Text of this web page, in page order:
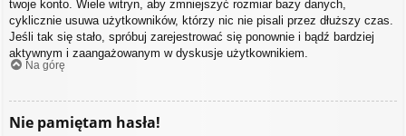
twoje konto. Wiele witryn, aby zmniejszyć rozmiar bazy danych,
cyklicznie usuwa użytkowników, którzy nic nie pisali przez dłuższy czas.
Jeśli tak się stało, spróbuj zarejestrować się ponownie i bądź bardziej
aktywnym i zaangażowanym w dyskusje użytkownikiem.
Na górę
Nie pamiętam hasła!